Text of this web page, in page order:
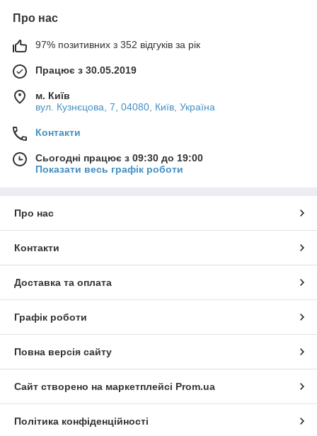
Про нас
97% позитивних з 352 відгуків за рік
Працює з 30.05.2019
м. Київ
вул. Кузнєцова, 7, 04080, Київ, Україна
Контакти
Сьогодні працює з 09:30 до 19:00
Показати весь графік роботи
Про нас
Контакти
Доставка та оплата
Графік роботи
Повна версія сайту
Сайт створено на маркетплейсі Prom.ua
Політика конфіденційності